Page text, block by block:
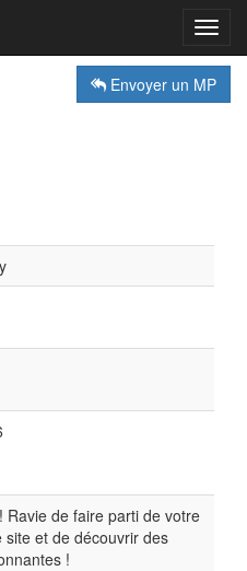
Envoyer un MP
Ravie de faire parti de votre
site et de découvrir des
!